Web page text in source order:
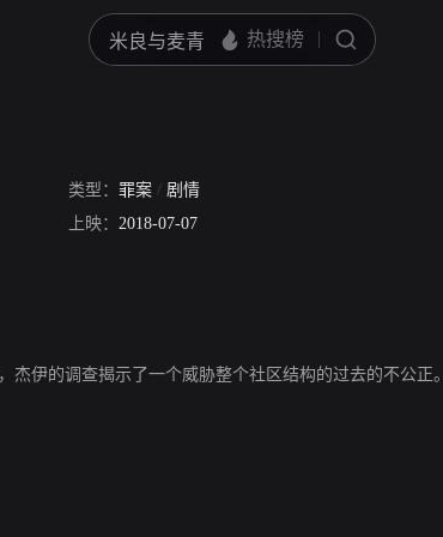
类型： 罪案 / 剧情
上映： 2018-07-07
伊的调查揭示了一个威胁整个社区结构的过去的不公正。